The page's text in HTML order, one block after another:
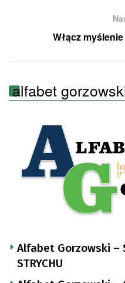
Włącz
alfabet
Alfabet Gorzowski –
STRYCHU